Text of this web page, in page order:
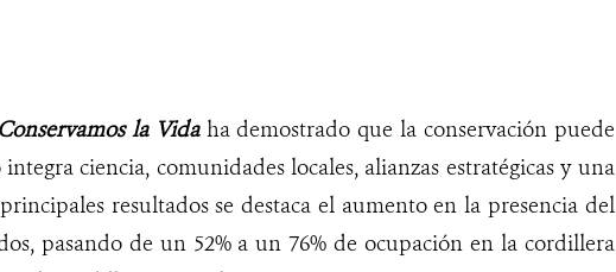
Conservamos la Vidaha demostrado que la conservación puede
ciencia, comunidades locales, alianzas estratégicas y una
resultados se destaca el aumento en la presencia del
pasando de un 52% a un 76% de ocupación en la cordillera